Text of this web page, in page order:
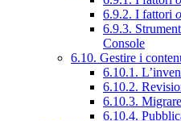
6.9.2. I fattori
6.9.3.
Console
6.10. Gestire i
6.10.1.
6.10.2.
6.10.3.
6.10.4.